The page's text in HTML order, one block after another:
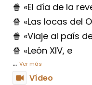
🍿 «El día de la
🍿 «Las locas del
🍿 «Viaje al país
🍿 «León XIV, e
... Ver más
Vídeo